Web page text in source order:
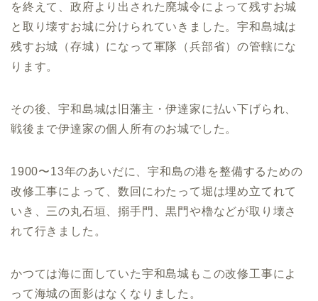
を終えて、政府より出された廃城令によって残すお城
と取り壊すお城に分けられていきました。宇和島城は
残すお城（存城）になって軍隊（兵部省）の管轄にな
ります。
その後、宇和島城は旧藩主・伊達家に払い下げられ、
戦後まで伊達家の個人所有のお城でした。
1900〜13年のあいだに、宇和島の港を整備するための
改修工事によって、数回にわたって堀は埋め立てれて
いき、三の丸石垣、搦手門、黒門や櫓などが取り壊さ
れて行きました。
かつては海に面していた宇和島城もこの改修工事によ
って海城の面影はなくなりました。